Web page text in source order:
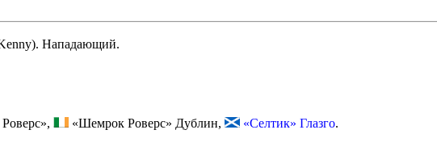
Нападающий.
«Шемрок Роверс» Дублин, «Селтик» Глазго.